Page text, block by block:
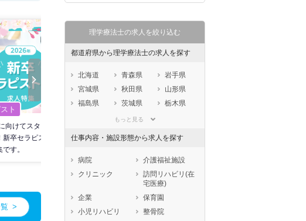
ト
向けてスタートダ
新卒セラピスト向け
す。
セラピスト
に増加傾向の「介護施設」求
理学療法士の求人を絞り込む
都道府県から理学療法士の求人を探す
北海道 青森県
岩手県
宮城県
秋田県
山形県
福島県
茨城県
栃木県
埼玉県
石川県
福井県
岐阜県
静岡県
愛知県
三重県
大阪府
兵庫県
奈良県
鳥取県
島根県
もっと見る
仕事内容・施設形態から求人を探す
病院
介護福祉施設
クリニック
訪問リハビリ(在
宅医療)
企業
保育園
小児リハビリ
整骨院